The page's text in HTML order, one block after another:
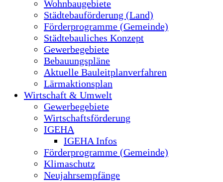
Wohnbaugebiete
Städtebauförderung (Land)
Förderprogramme (Gemeinde)
Städtebauliches Konzept
Gewerbegebiete
Bebauungspläne
Aktuelle Bauleitplanverfahren
Lärmaktionsplan
Wirtschaft & Umwelt
Gewerbegebiete
Wirtschaftsförderung
IGEHA
IGEHA Infos
Förderprogramme (Gemeinde)
Klimaschutz
Neujahrsempfänge